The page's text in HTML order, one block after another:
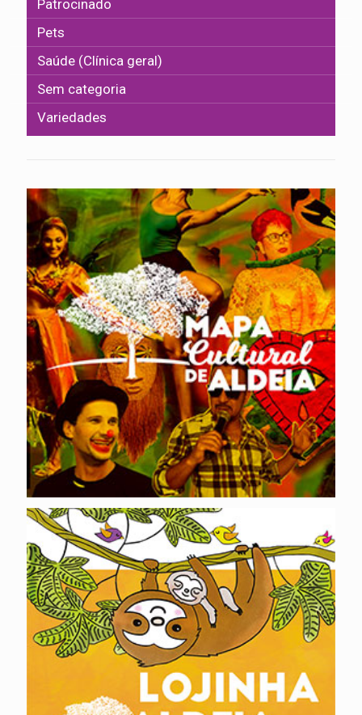
Patrocinado
Pets
Saúde (Clínica geral)
Sem categoria
Variedades